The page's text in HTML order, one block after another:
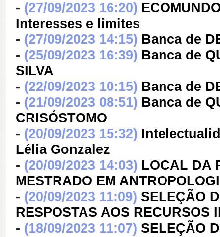
- (27/09/2023 16:20)
Interesses e limites
- (27/09/2023 14:15) Banca de
- (25/09/2023 16:39) Banca de
SILVA
- (22/09/2023 10:15) Banca de
- (21/09/2023 08:51) Banca de
CRISÓSTOMO
- (20/09/2023 15:32)
Lélia Gonzalez
- (20/09/2023 14:03) LOCAL DA
MESTRADO EM
- (20/09/2023 11:09) SELEÇÃO
RESPOSTAS AOS RECURSOS
- (18/09/2023 11:07) SELEÇÃO